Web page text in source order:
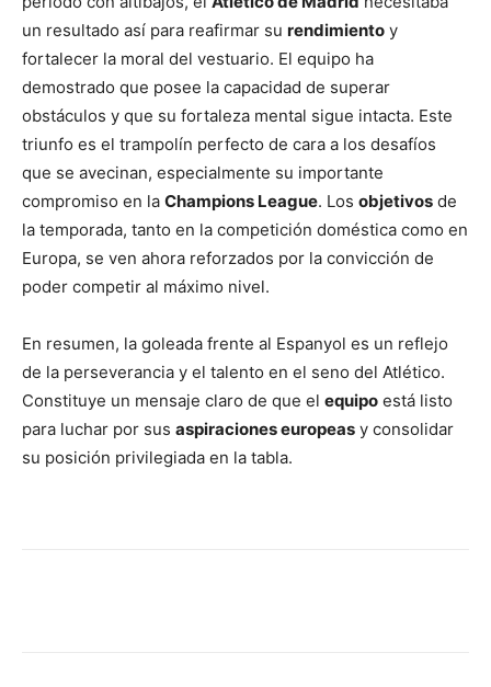
un resultado así para reafirmar su rendimiento y
fortalecer la moral del vestuario. El equipo ha
demostrado que posee la capacidad de superar
obstáculos y que su fortaleza mental sigue intacta. Este
triunfo es el trampolín perfecto de cara a los desafíos
que se avecinan, especialmente su importante
compromiso en la Champions League. Los objetivos de
la temporada, tanto en la competición doméstica como en
Europa, se ven ahora reforzados por la convicción de
poder competir al máximo nivel.
En resumen, la goleada frente al Espanyol es un reflejo
de la perseverancia y el talento en el seno del Atlético.
Constituye un mensaje claro de que el equipo está listo
para luchar por sus aspiraciones europeas y consolidar
su posición privilegiada en la tabla.